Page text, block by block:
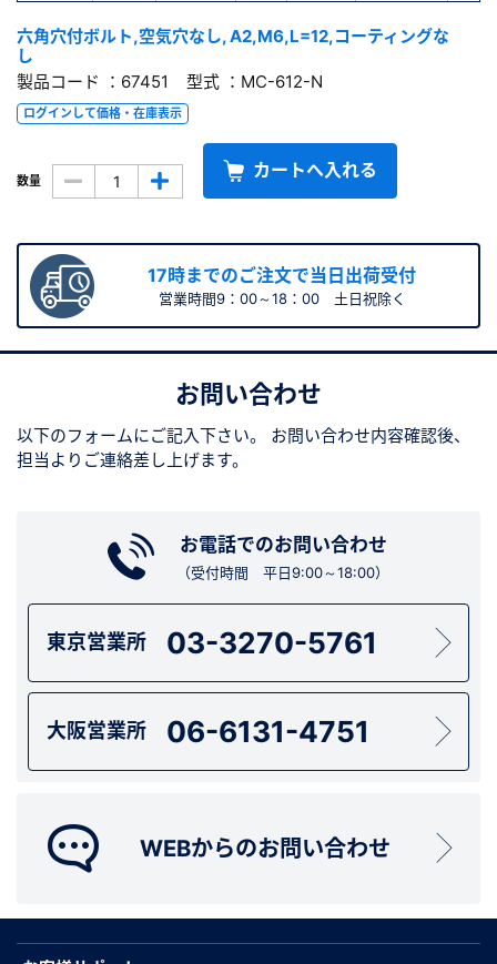
六角穴付ボルト,空気穴なし, A2,M6,L=12,コーティングな
し
製品コード ：67451 型式 ：MC-612-N
ログインして価格・在庫表示
数量 カートへ入れる
17時までのご注文で当日出荷受付
営業時間9：00～18：00 土日祝除く
お問い合わせ
以下のフォームにご記入下さい。
お問い合わせ内容確認後、
担当よりご連絡差し上げます。
お電話でのお問い合わせ
（受付時間 平日9:00～18:00）
東京営業所 03-3270-5761
大阪営業所 06-6131-4751
WEBからのお問い合わせ